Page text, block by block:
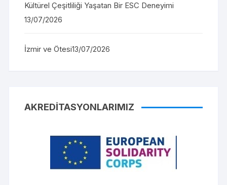
Kültürel Çeşitliliği Yaşatan Bir ESC Deneyimi
13/07/2026
İzmir ve Ötesi13/07/2026
AKREDITASYONLARIMIZ